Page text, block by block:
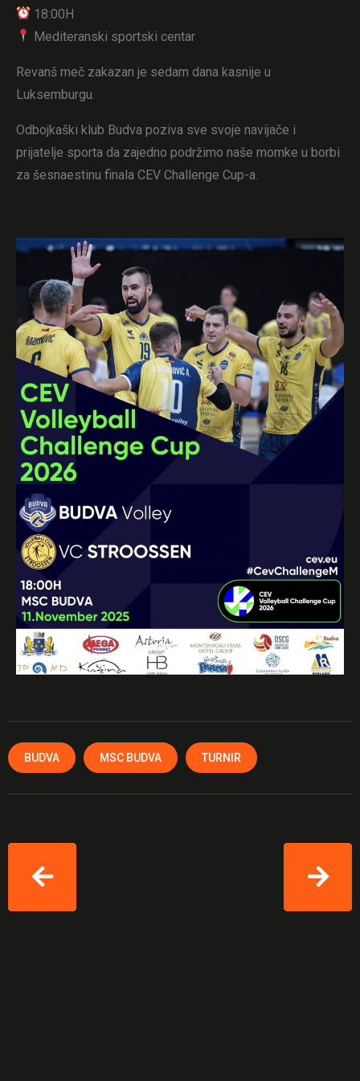
18:00H
Mediteranski sportski centar
Revanš meč zakazan je sedam dana kasnije u
Luksemburgu.
Odbojkaški klub Budva poziva sve svoje navijače i
prijatelje sporta da zajedno podržimo naše momke u borbi
za šesnaestinu finala CEV Challenge Cup-a.
BUDVA MSC BUDVA TURNIR